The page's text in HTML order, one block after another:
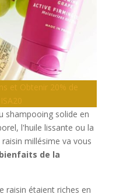
et Obtenir 20% de
shampooing solide en
l'huile lissante ou la
millésime va vous
de la
raisin étaient riches en